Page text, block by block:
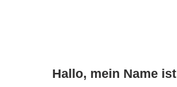
Hallo, mein Name ist